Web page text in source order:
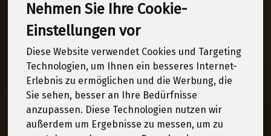
Nehmen Sie Ihre Cookie-
Einstellungen vor
Diese Website verwendet Cookies und Targeting
Technologien, um Ihnen ein besseres Internet-
Erlebnis zu ermöglichen und die Werbung, die
Sie sehen, besser an Ihre Bedürfnisse
anzupassen. Diese Technologien nutzen wir
außerdem um Ergebnisse zu messen, um zu
Hersteller Ernährung
Allergene